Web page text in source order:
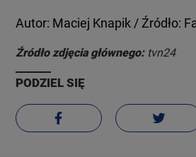
Autor: Maciej Knapik / Źródło:
Źródło zdjęcia głównego: tvn24
PODZIEL SIĘ